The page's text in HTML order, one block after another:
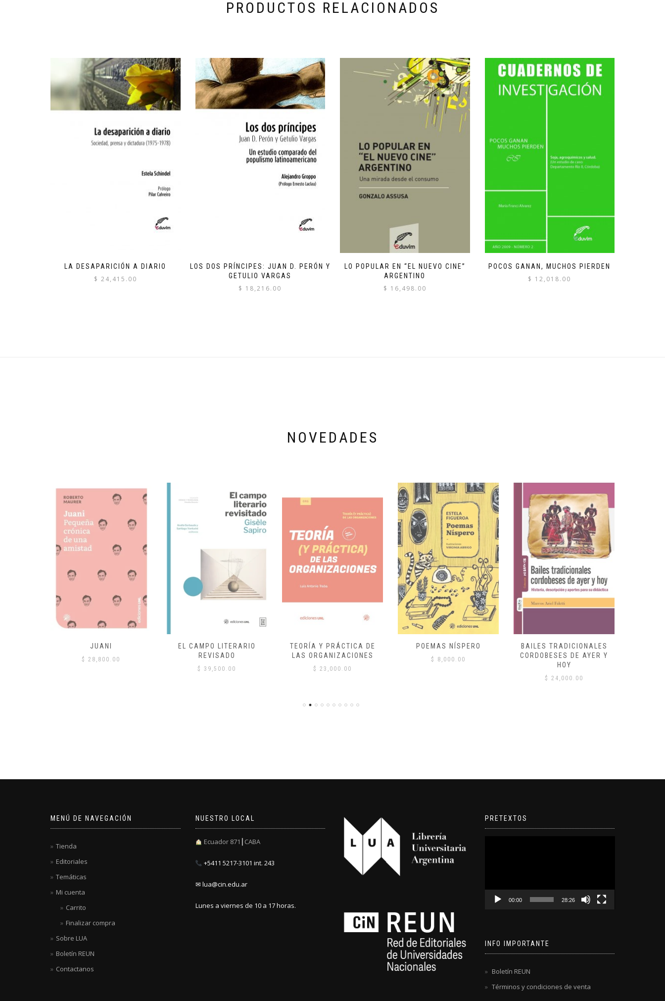
PRODUCTOS RELACIONADOS
LA DESAPARICIÓN A DIARIO
$ 24,415.00
LOS DOS PRÍNCIPES: JUAN D. PERÓN Y
GETULIO VARGAS
$ 18,216.00
LO POPULAR EN “EL NUEVO CINE”
ARGENTINO
$ 16,498.00
POCOS GANAN, MUCHOS PIERDEN
$ 12,018.00
NOVEDADES
JUANI
$ 28,800.00
EL CAMPO LITERARIO
REVISADO
$ 39,500.00
TEORÍA Y PRÁCTICA DE
LAS ORGANIZACIONES
$ 23,000.00
POEMAS NÍSPERO
$ 8,000.00
BAILES TRADICIONALES
CORDOBESES DE AYER Y
HOY
$ 24,000.00
MENÚ DE NAVEGACIÓN
Tienda
Editoriales
Temáticas
Mi cuenta
Carrito
Finalizar compra
Sobre LUA
Boletín REUN
Contactanos
NUESTRO LOCAL
Ecuador 871┃CABA
+5411 5217-3101 int. 243
✉ lua@cin.edu.ar
Lunes a viernes de 10 a 17 horas.
PRETEXTOS
00:00 28:26
INFO IMPORTANTE
Boletín REUN
Términos y condiciones de venta